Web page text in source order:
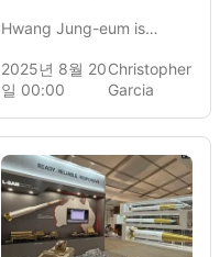
Hwang Jung-eum in
Hwang Jung-eum is
year prison sentence from
the Jeju District
Prosecutors' Office in
embezzling 4.3 billion won
through cryptocurrency
investments.
2025년 8월 20
일 00:00
Christopher
Garcia